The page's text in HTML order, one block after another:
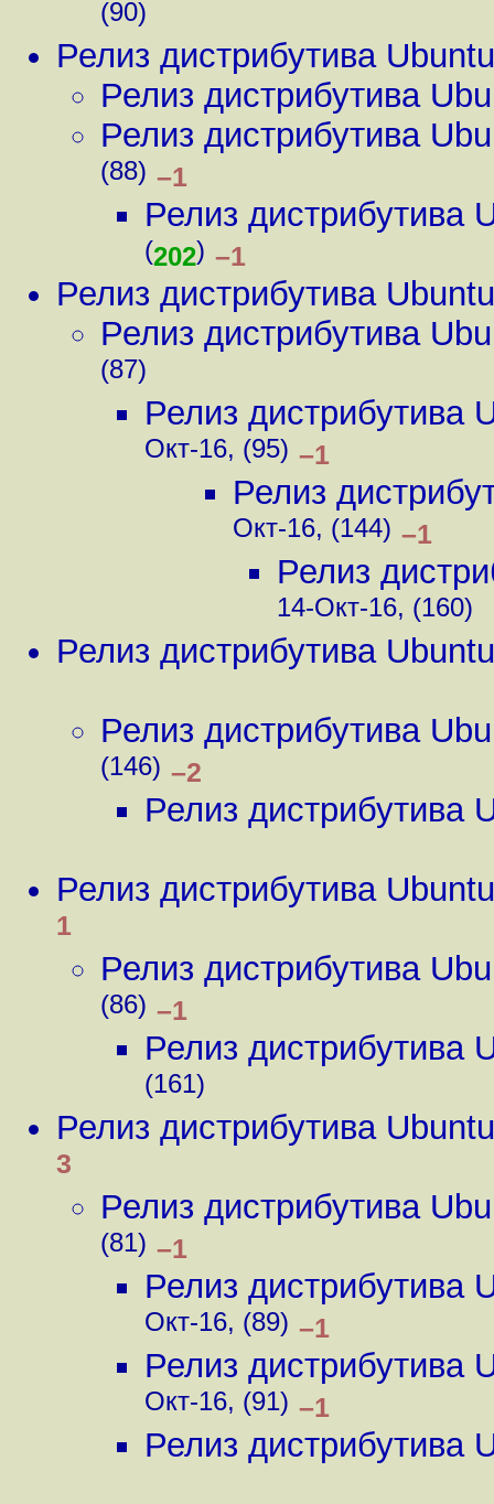
(90)
Релиз дистрибутива
Релиз дистрибутива
Релиз дистрибутива
(88) –1
Релиз дистрибутива
(202) –1
Релиз дистрибутива
Релиз дистрибутива
(87)
Релиз дистрибутива
Окт-16, (95) –1
Релиз
Окт-16, (144) –1
Релиз
14-Окт-16, (160)
Релиз дистрибутива
Релиз дистрибутива
(146) –2
Релиз дистрибутива
Релиз дистрибутива
1
Релиз дистрибутива
(86) –1
Релиз дистрибутива
(161)
Релиз дистрибутива
3
Релиз дистрибутива
(81) –1
Релиз дистрибутива
Окт-16, (89) –1
Релиз дистрибутива
Окт-16, (91) –1
Релиз дистрибутива